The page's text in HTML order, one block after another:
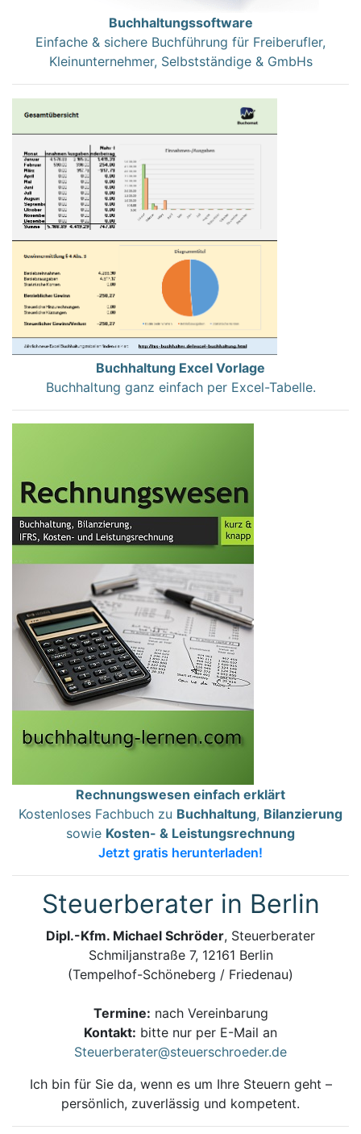
Buchhaltungssoftware
Einfache & sichere Buchführung für Freiberufler,
Kleinunternehmer, Selbstständige & GmbHs
Buchhaltung Excel Vorlage
Buchhaltung ganz einfach per Excel-Tabelle.
Rechnungswesen einfach erklärt
Kostenloses Fachbuch zu Buchhaltung, Bilanzierung
sowie Kosten- & Leistungsrechnung
Jetzt gratis herunterladen!
Steuerberater in Berlin
Dipl.-Kfm. Michael Schröder, Steuerberater
Schmiljanstraße 7, 12161 Berlin
(Tempelhof-Schöneberg / Friedenau)
Termine: nach Vereinbarung
Kontakt: bitte nur per E-Mail an
Steuerberater@steuerschroeder.de
Ich bin für Sie da, wenn es um Ihre Steuern geht –
persönlich, zuverlässig und kompetent.